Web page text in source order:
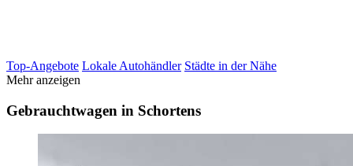
Top-Angebote Lokale Autohändler Städte in der Nähe
Mehr anzeigen
Gebrauchtwagen in Schortens